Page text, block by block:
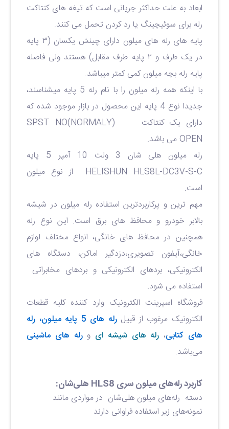
ابعاد به علت حداکثر جریانی است که تیغه های کنتاکت
رله برای سوئیچینگ یا رد کردن تحمل می کنند.
پایه های رله های میلون دارای چینش یکسان (۳ پایه
در یک طرف و ۲ پایه طرف مقابل) هستند ولی فاصله
پایه رله بچه میلون کمی کمتر میباشد.
با اینکه همه رله میلون را با نام رله 5 پایه میشناسند،
جدیدا نوع 4 پایه این محصول در بازار موجود شده که
دارای یک کنتاکت (SPST NO(NORMALY
OPEN می باشد.
رله میلون هلی شان 3 ولت 10 آمپر 5 پایه
HELISHUN HLS8L-DC3V-S-C از نوع میلون
است.
مهم ترین و پرکاربردترین استفاده رله میلون در شیشه
بالابر خودرو و محافظ های برق است. این نوع رله
همچنین در محافظ های خانگی، انواع مختلف لوازم
خانگی،آیفون تصویری،دزدگیر اماکن، دستگاه های
الکترونیکی، بردهای الکترونیکی و بردهای مخابراتی
استفاده می شود.
فروشگاه اسپرینت الکترونیک وارد کننده کلیه قطعات
الکترونیک مرغوب از قبیلرله های 5 پایه میلون،
رله
های کتابی، رله های شیشه ای ورله های ماشینی
می‌باشد.
کاربرد رله‌های میلون سری HLS8 هلی‌شان:
دسته رله‎‌های میلون هلی‌شان در مواردی مانند
نمونه‌های زیر استفاده فراوانی دارند